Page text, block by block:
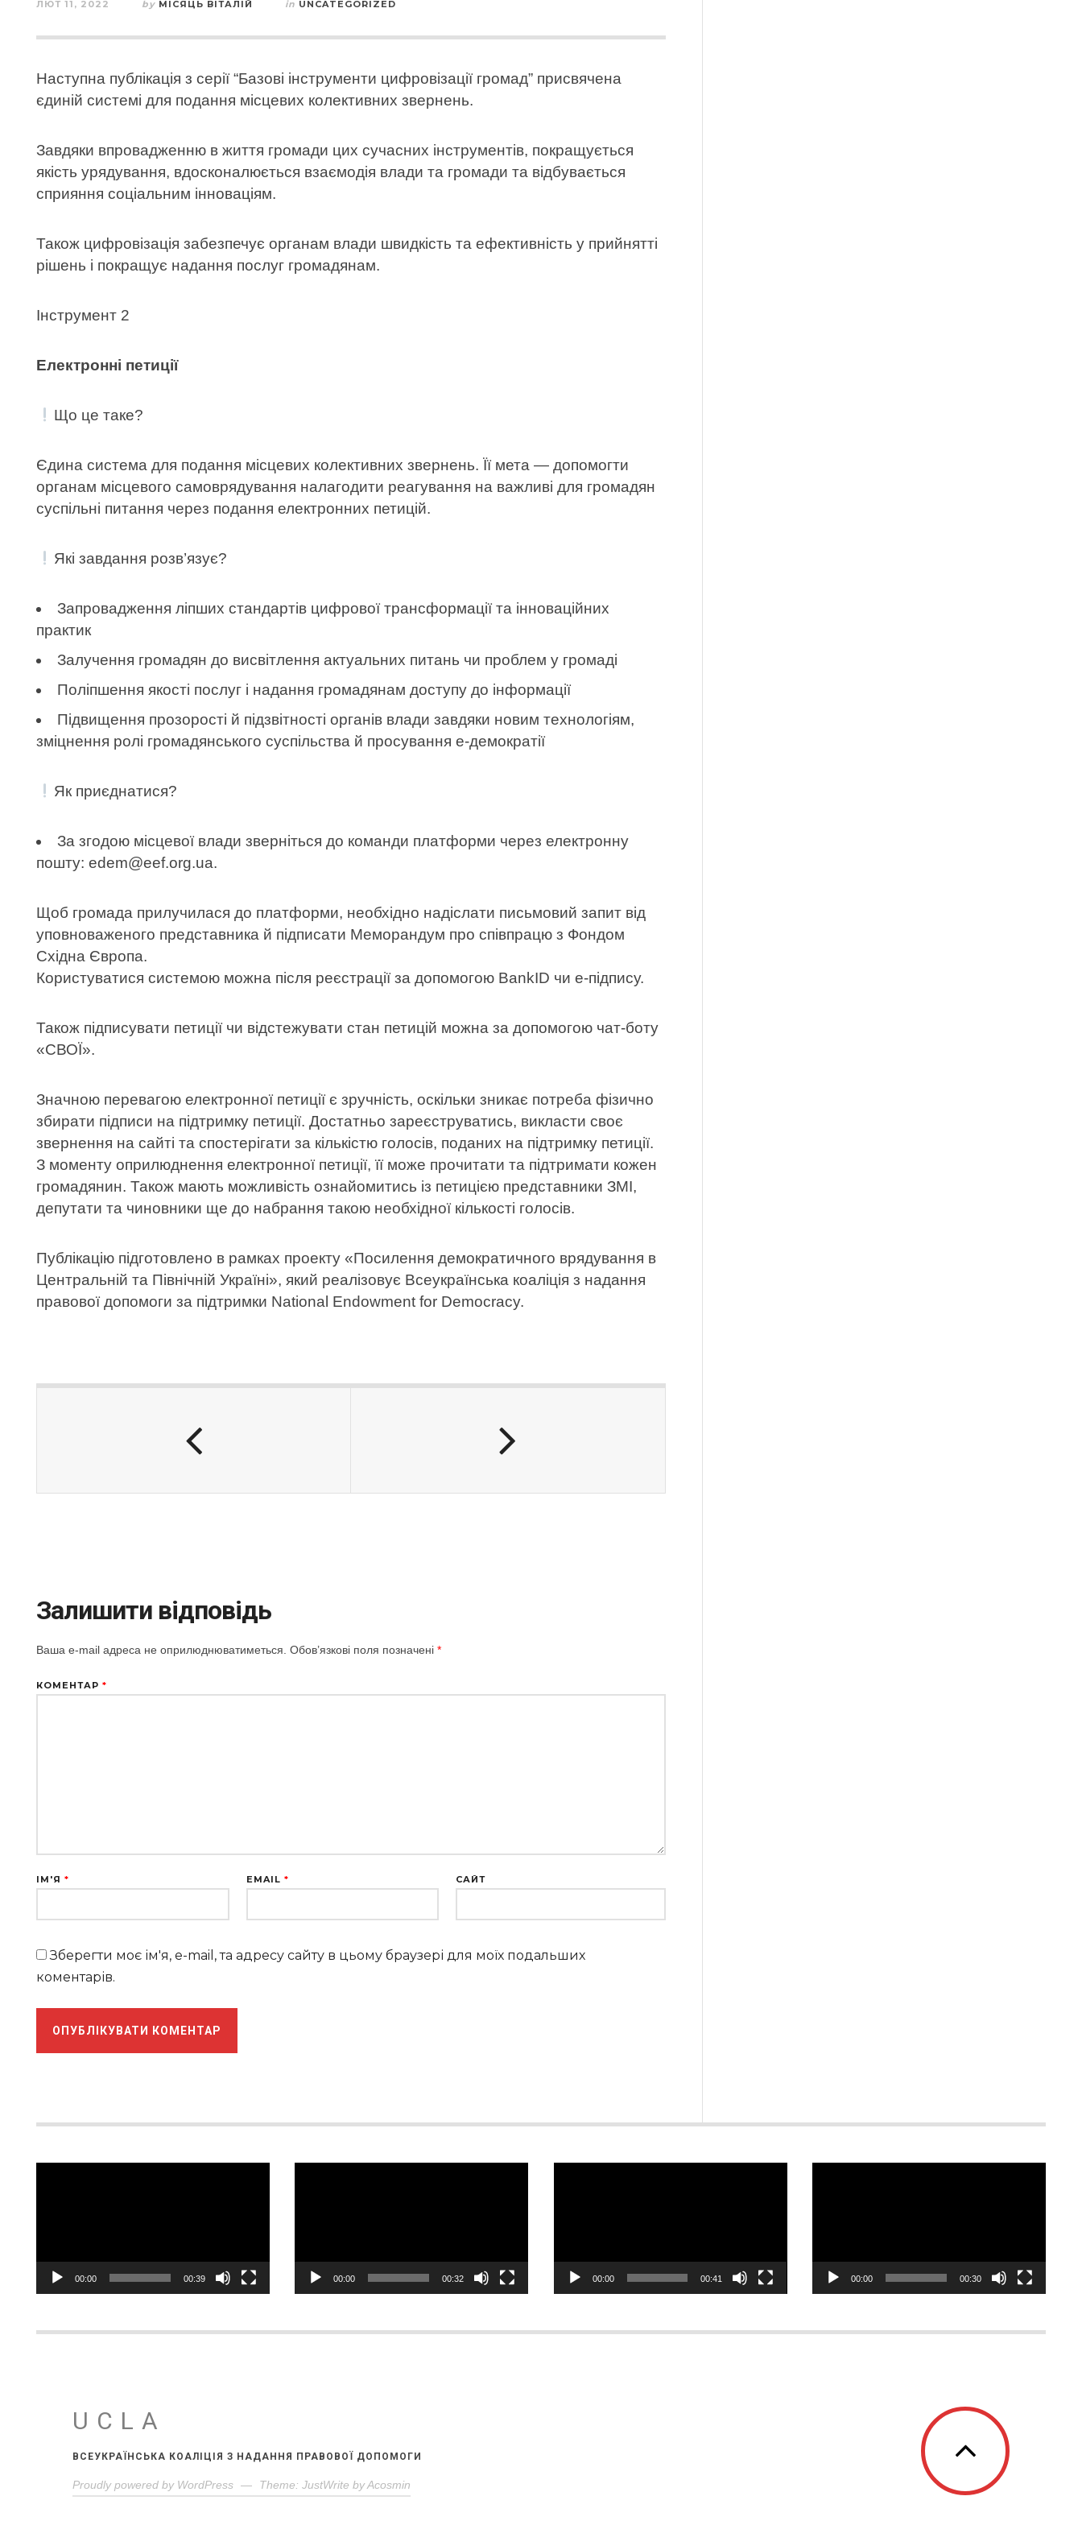
ЛЮТ 11, 2022 by МІСЯЦЬ ВІТАЛІЙ in UNCATEGORIZED
Наступна публікація з серії “Базові інструменти цифровізації громад” присвячена
єдиній системі для подання місцевих колективних звернень.
Завдяки впровадженню в життя громади цих сучасних інструментів, покращується
якість урядування, вдосконалюється взаємодія влади та громади та відбувається
сприяння соціальним інноваціям.
Також цифровізація забезпечує органам влади швидкість та ефективність у прийнятті
рішень і покращує надання послуг громадянам.
Інструмент 2
Електронні петиції
Що це таке?
Єдина система для подання місцевих колективних звернень. Її мета — допомогти
органам місцевого самоврядування налагодити реагування на важливі для громадян
суспільні питання через подання електронних петицій.
Які завдання розв’язує?
Запровадження ліпших стандартів цифрової трансформації та інноваційних
практик
Залучення громадян до висвітлення актуальних питань чи проблем у громаді
Поліпшення якості послуг і надання громадянам доступу до інформації
Підвищення прозорості й підзвітності органів влади завдяки новим технологіям,
зміцнення ролі громадянського суспільства й просування е-демократії
Як приєднатися?
За згодою місцевої влади зверніться до команди платформи через електронну
пошту: edem@eef.org.ua.
Щоб громада прилучилася до платформи, необхідно надіслати письмовий запит від
уповноваженого представника й підписати Меморандум про співпрацю з Фондом
Східна Європа.
Користуватися системою можна після реєстрації за допомогою BankID чи е-підпису.
Також підписувати петиції чи відстежувати стан петицій можна за допомогою чат-боту
«СВОЇ».
Значною перевагою електронної петиції є зручність, оскільки зникає потреба фізично
збирати підписи на підтримку петиції. Достатньо зареєструватись, викласти своє
звернення на сайті та спостерігати за кількістю голосів, поданих на підтримку петиції.
З моменту оприлюднення електронної петиції, її може прочитати та підтримати кожен
громадянин. Також мають можливість ознайомитись із петицією представники ЗМІ,
депутати та чиновники ще до набрання такою необхідної кількості голосів.
Публікацію підготовлено в рамках проекту «Посилення демократичного врядування в
Центральній та Північній Україні», який реалізовує Всеукраїнська коаліція з надання
правової допомоги за підтримки National Endowment for Democracy.
Залишити відповідь
Ваша e-mail адреса не оприлюднюватиметься. Обов’язкові поля позначені *
КОМЕНТАР *
ІМ'Я * EMAIL * САЙТ
Зберегти моє ім'я, e-mail, та адресу сайту в цьому браузері для моїх подальших
коментарів.
00:00 00:39 00:00 00:32 00:00 00:41 00:00 00:30
UCLA
ВСЕУКРАЇНСЬКА КОАЛІЦІЯ З НАДАННЯ ПРАВОВОЇ ДОПОМОГИ
Proudly powered by WordPress — Theme: JustWrite byAcosmin